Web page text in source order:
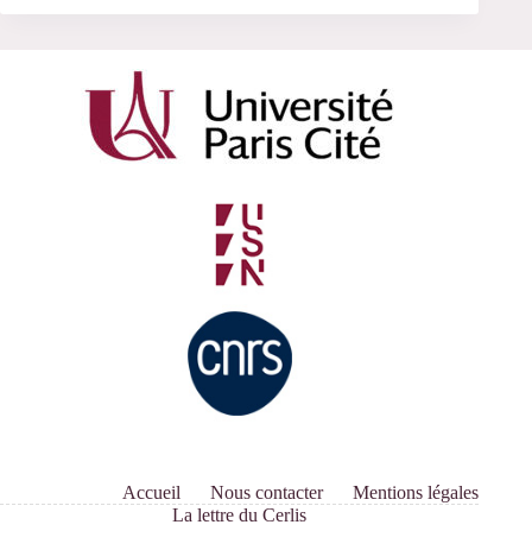
Accueil Nous contacter
Mentions légales
La lettre du Cerlis